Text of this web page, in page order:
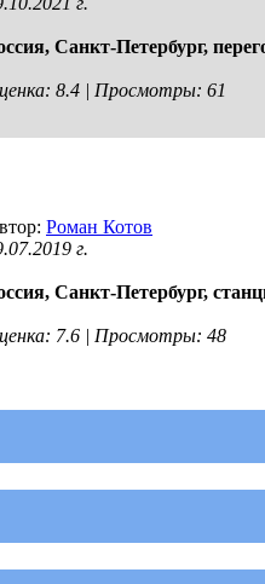
Санкт-Петербург,
8.4 | Просмотры: 61
Роман Котов
г.
Санкт-Петербург,
7.6 | Просмотры: 48